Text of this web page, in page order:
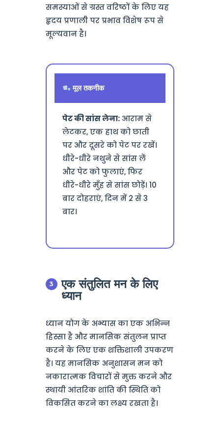
समस्याओं से ग्रस्त वरिष्ठों के लिए यह
हृदय प्रणाली पर प्रभाव विशेष रूप से
मूल्यवान है।
मूल तकनीक
पेट की सांस लेना:आराम से
लेटकर, एक हाथ को छाती
पर और दूसरे को पेट पर रखें।
धीरे-धीरे नथुने से सांस लें
और पेट को फुलाएं, फिर
धीरे-धीरे मुँह से सांस छोड़ें। 10
बार दोहराएं, दिन में 2 से 3
बार।
एक संतुलित मन के लिए
ध्यान
ध्यान योग के अभ्यास का एक अभिन्न
हिस्सा है और मानसिक संतुलन प्राप्त
करने के लिए एक शक्तिशाली उपकरण
है। यह मानसिक अनुशासन मन को
नकारात्मक विचारों से मुक्त करने और
स्थायी आंतरिक शांति की स्थिति को
विकसित करने का लक्ष्य रखता है।